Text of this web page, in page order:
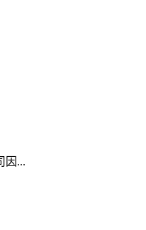
因...